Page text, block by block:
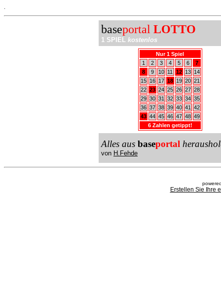
baseportal LOTTO
1 SPIEL kostenlos
Nur 1 Spiel
1
2 3 4 5 6
7
8
9 10 11 12 13
14
15
16 17 18 19 20 21
22 23 24 25 26 27 28
29 30 31 32 33 34 35
36 37 38 39 40 41
42
43 44 45 46 47 48 49
6 Zahlen getippt!
Alles aus baseportal
von H.Fehde
Erstellen Sie Ihre